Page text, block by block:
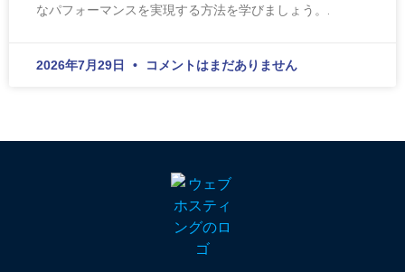
なパフォーマンスを実現する方法を学びましょう。.
2026年7月29日 コメントはまだありません